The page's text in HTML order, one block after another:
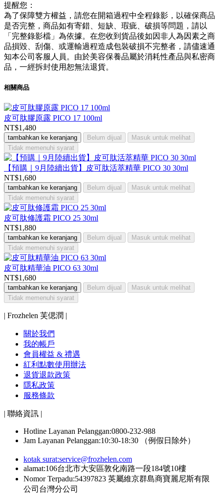
提醒您：
為了保障雙方權益，請您在開箱過程中全程錄影，以確保商品
是否完整，商品如有寄錯、短缺、瑕疵、破損等問題，請以
「完整錄影檔」為依據。在您收到貨品後如因非人為因素之商
品損毀、刮傷、或運輸過程造成包裝破損不完整者，請儘速通
知本公司客服人員。由於美容保養品屬於消耗性產品與私密商
品，一經拆封使用恕無法退貨。
相關商品
皮可肽膠原露 PICO 17 100ml
NT$1,480
tambahkan ke keranjang Belum dijual
Masuk untuk melihat
Tidak memenuhi syarat
【預購｜9月陸續出貨】皮可肽活萃精華 PICO 30 30ml
NT$1,680
tambahkan ke keranjang Belum dijual
Masuk untuk melihat
Tidak memenuhi syarat
皮可肽修護霜 PICO 25 30ml
NT$1,880
tambahkan ke keranjang Belum dijual
Masuk untuk melihat
Tidak memenuhi syarat
皮可肽精華油 PICO 63 30ml
NT$1,680
tambahkan ke keranjang Belum dijual
Masuk untuk melihat
Tidak memenuhi syarat
| Frozhelen 芙偲潤 |
關於我們
我的帳戶
會員權益 & 禮遇
紅利點數使用辦法
退貨退款政策
隱私政策
服務條款
| 聯絡資訊 |
Hotline Layanan Pelanggan:0800-232-988
Jam Layanan Pelanggan:10:30-18:30 （例假日除外）
kotak surat:service@frozhelen.com
alamat:106台北市大安區敦化南路一段184號10樓
Nomor Terpadu:54397823 英屬維京群島商寶麗尼斯有限
公司台灣分公司